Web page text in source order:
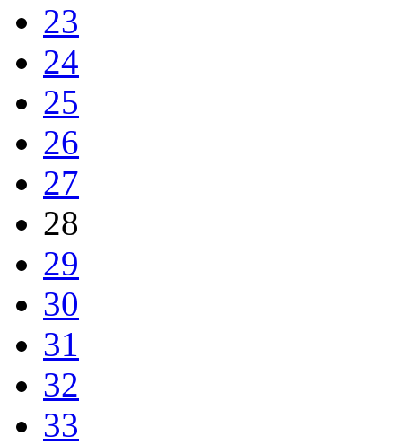
23
24
25
26
27
28
29
30
31
32
33